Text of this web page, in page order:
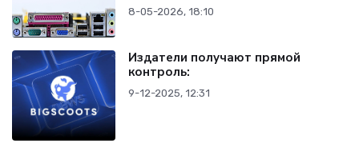
8-05-2026, 18:10
Издатели получают прямой
контроль:
9-12-2025, 12:31